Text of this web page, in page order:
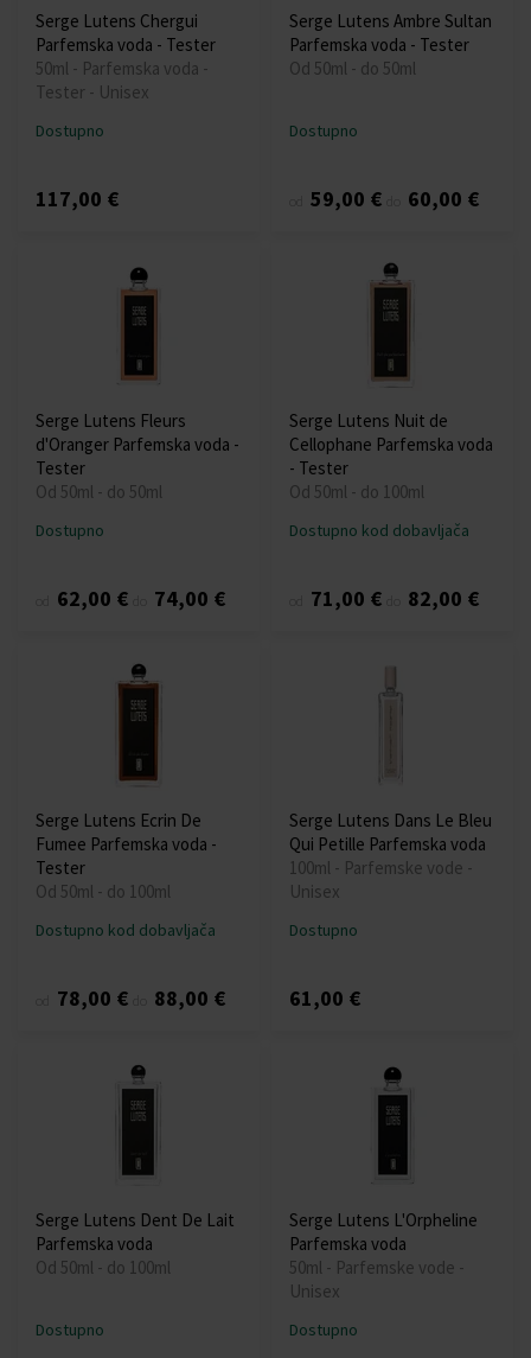
Serge Lutens Chergui
Parfemska voda - Tester
50ml - Parfemska voda -
Tester - Unisex
Dostupno
117,00 €
Serge Lutens Ambre Sultan
Parfemska voda - Tester
Od 50ml - do 50ml
Dostupno
59,00 € 60,00 €
Serge Lutens Fleurs
d'Oranger Parfemska voda -
Tester
Od 50ml - do 50ml
Dostupno
62,00 € 74,00 €
Serge Lutens Nuit de
Cellophane Parfemska voda
- Tester
Od 50ml - do 100ml
Dostupno kod dobavljača
71,00 € 82,00 €
Serge Lutens Ecrin De
Fumee Parfemska voda -
Tester
Od 50ml - do 100ml
Dostupno kod dobavljača
78,00 € 88,00 €
Serge Lutens Dans Le Bleu
Qui Petille Parfemska voda
100ml - Parfemske vode -
Unisex
Dostupno
61,00 €
Serge Lutens Dent De Lait
Parfemska voda
Od 50ml - do 100ml
Dostupno
Serge Lutens L'Orpheline
Parfemska voda
50ml - Parfemske vode -
Unisex
Dostupno